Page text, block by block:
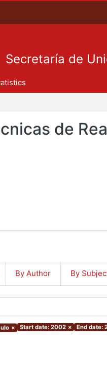
Secretaría de
de
By Author By
× Start date: 2002 × End date: